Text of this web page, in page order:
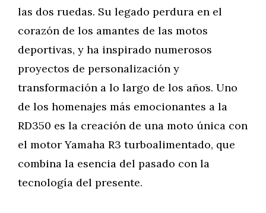
las dos ruedas. Su legado perdura en el
corazón de los amantes de las motos
deportivas, y ha inspirado numerosos
proyectos de personalización y
transformación a lo largo de los años. Uno
de los homenajes más emocionantes a la
RD350 es la creación de una moto única con
el motor Yamaha R3 turboalimentado, que
combina la esencia del pasado con la
tecnología del presente.